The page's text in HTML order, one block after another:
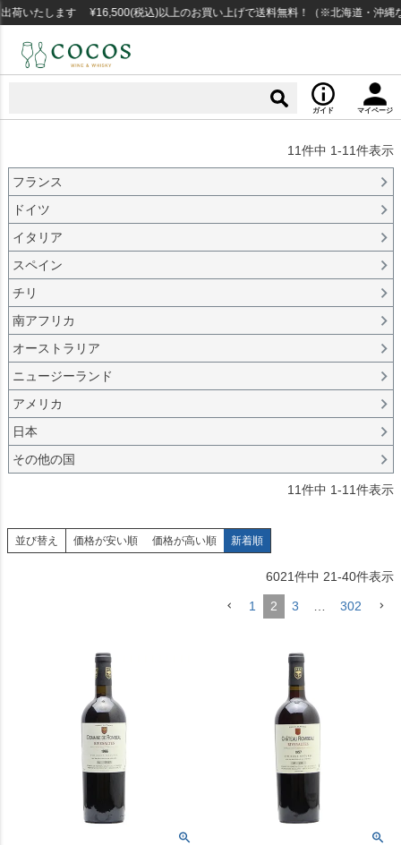
たします ¥16,500(税込)以上のお買い上げで送料無料！（※北海道・沖縄など
ガイド マイページ
11件中 1-11件表示
フランス
ドイツ
イタリア
スペイン
チリ
南アフリカ
オーストラリア
ニュージーランド
アメリカ
日本
その他の国
11件中 1-11件表示
並び替え 価格が安い順 価格が高い順 新着順
6021件中 21-40件表示
1 2 3 302